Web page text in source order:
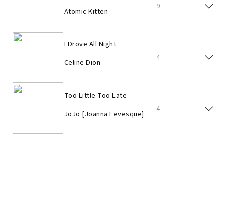
Atomic Kitten
9
I Drove All Night
Celine Dion
4
Too Little Too Late
JoJo [Joanna Levesque]
4